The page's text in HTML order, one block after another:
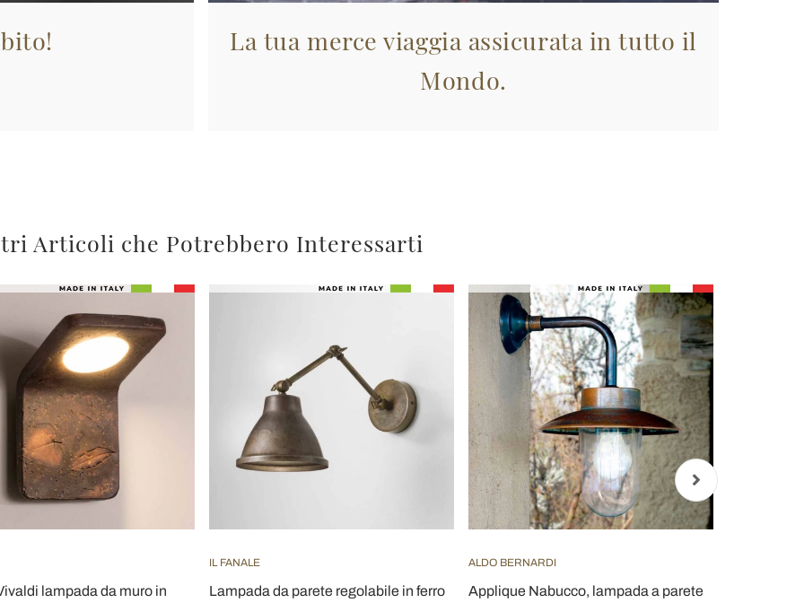
La tua merce viaggia assicurata in tutto il
Mondo.
Articoli che Potrebbero Interessarti
lampada da muro in
IL FANALE
Lampada da parete regolabile in ferro
ALDO BERNARDI
Applique Nabucco, lampada a parete